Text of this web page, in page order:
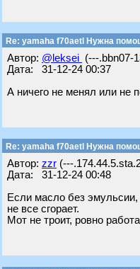
Re: yamaha f70aetl Нужна
Автор: @leksei (---.bbn07-
Дата: 31-12-24 00:37
А ничего не менял или не
Re: yamaha f70aetl Нужна
Автор: zzr (---
Дата: 31-12-24 00:48
Если масло без эмульсии,
не все сгорает.
Мот не троит, ровно